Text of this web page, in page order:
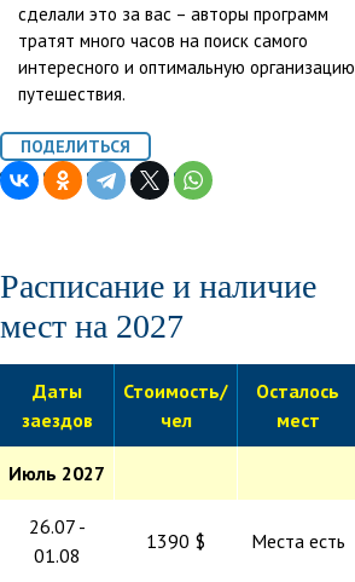
сделали это за вас – авторы программ
тратят много часов на поиск самого
интересного и оптимальную организацию
путешествия.
Расписание и наличие
мест на 2027
Даты
заездов
Стоимость/
чел
Осталось
мест
Июль 2027
26.07 -
01.08
1390 $ Места есть